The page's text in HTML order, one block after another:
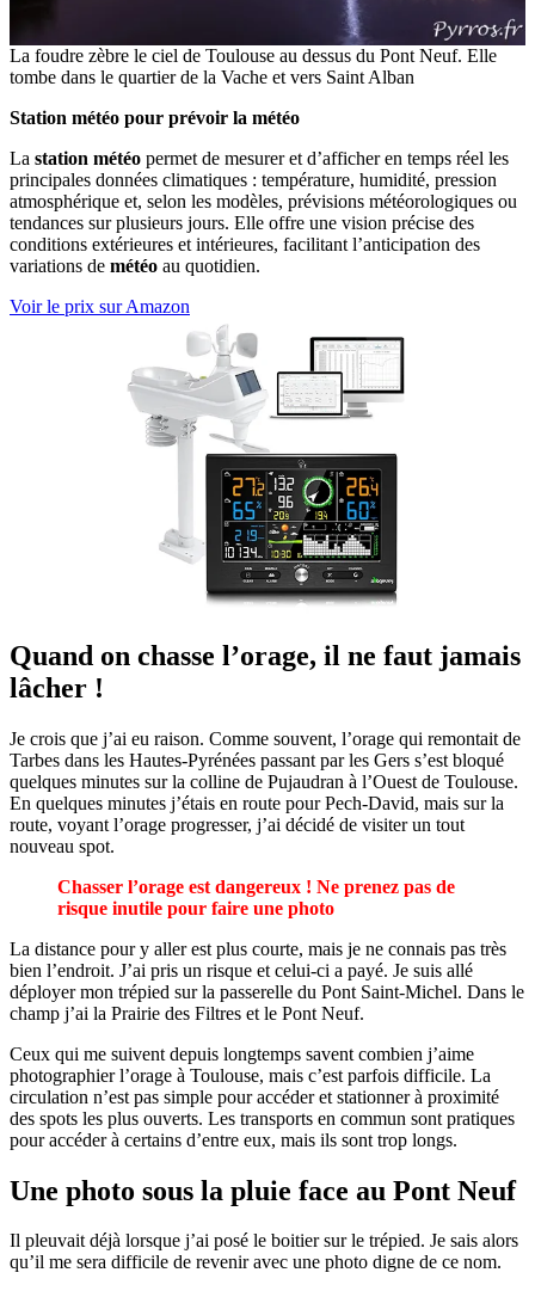
La foudre zèbre le ciel de Toulouse au dessus du Pont Neuf. Elle
tombe dans le quartier de la Vache et vers Saint Alban
Station météo pour prévoir la météo
La station météo permet de mesurer et d’afficher en temps réel les
principales données climatiques : température, humidité, pression
atmosphérique et, selon les modèles, prévisions météorologiques ou
tendances sur plusieurs jours. Elle offre une vision précise des
conditions extérieures et intérieures, facilitant l’anticipation des
variations de météo au quotidien.
Voir le prix sur Amazon
Quand on chasse l’orage, il ne faut jamais
lâcher !
Je crois que j’ai eu raison. Comme souvent, l’orage qui remontait de
Tarbes dans les Hautes-Pyrénées passant par les Gers s’est bloqué
quelques minutes sur la colline de Pujaudran à l’Ouest de Toulouse.
En quelques minutes j’étais en route pour Pech-David, mais sur la
route, voyant l’orage progresser, j’ai décidé de visiter un tout
nouveau spot.
Chasser l’orage est dangereux ! Ne prenez pas de
risque inutile pour faire une photo
La distance pour y aller est plus courte, mais je ne connais pas très
bien l’endroit. J’ai pris un risque et celui-ci a payé. Je suis allé
déployer mon trépied sur la passerelle du Pont Saint-Michel. Dans le
champ j’ai la Prairie des Filtres et le Pont Neuf.
Ceux qui me suivent depuis longtemps savent combien j’aime
photographier l’orage à Toulouse, mais c’est parfois difficile. La
circulation n’est pas simple pour accéder et stationner à proximité
des spots les plus ouverts. Les transports en commun sont pratiques
pour accéder à certains d’entre eux, mais ils sont trop longs.
Une photo sous la pluie face au Pont Neuf
Il pleuvait déjà lorsque j’ai posé le boitier sur le trépied. Je sais alors
qu’il me sera difficile de revenir avec une photo digne de ce nom.